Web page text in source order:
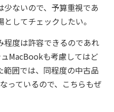
ないので、予算重視であ
してチェックしたい。
度は許容できるのであれ
MacBookも考慮してはど
範囲では、同程度の中古品
っているので、こちらもぜ